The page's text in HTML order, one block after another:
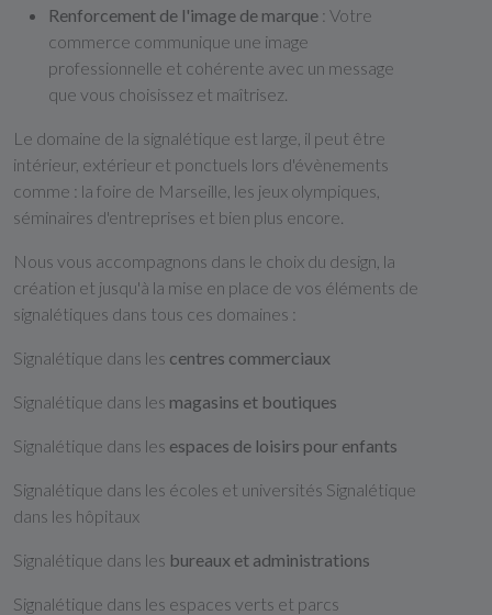
Renforcement de l'image de marque : Votre
commerce communique une image
professionnelle et cohérente avec un message
que vous choisissez et maîtrisez.
Le domaine de la signalétique est large, il peut être
intérieur, extérieur et ponctuels lors d'évènements
comme : la foire de Marseille, les jeux olympiques,
séminaires d'entreprises et bien plus encore.
Nous vous accompagnons dans le choix du design, la
création et jusqu'à la mise en place de vos éléments de
signalétiques dans tous ces domaines :
Signalétique dans les centres commerciaux
Signalétique dans les magasins et boutiques
Signalétique dans les espaces de loisirs pour enfants
Signalétique dans les écoles et universités Signalétique
dans les hôpitaux
Signalétique dans les bureaux et administrations
Signalétique dans les espaces verts et parcs